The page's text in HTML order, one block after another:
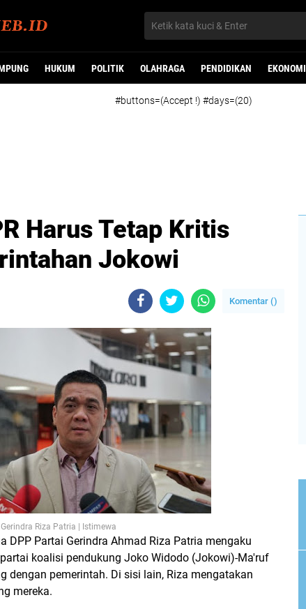
HUKUM POLITIK OLAHRAGA PENDIDIKAN EKONOMI
#buttons=(Accept !) #days=(20)
Harus Tetap Kritis
Jokowi
Komentar ()
Riza Patria | Istimewa
DPP Partai Gerindra Ahmad Riza Patria mengaku
koalisi pendukung Joko Widodo (Jokowi)-Ma'ruf
dengan pemerintah. Di sisi lain, Riza mengatakan
mereka.